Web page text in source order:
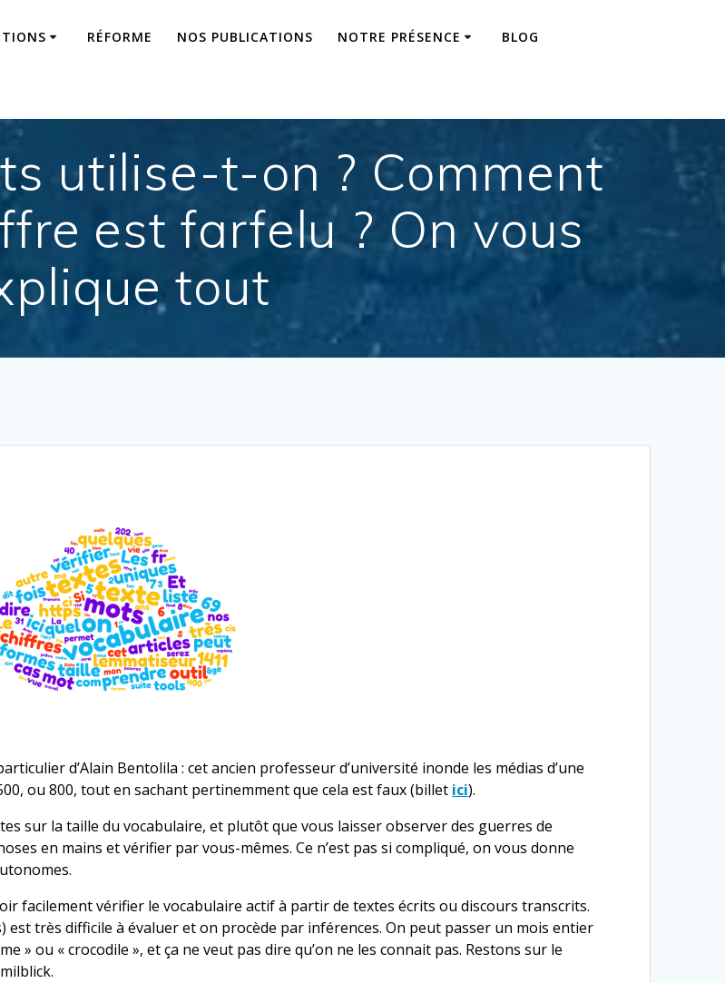
RÉFORME NOS PUBLICATIONS NOTRE PRÉSENCE BLOG
utilise-t-on ? Comment
est farfelu ? On vous
tout
d’Alain Bentolila : cet ancien professeur d’université inonde les médias d’une
ou 800, tout en sachant pertinemment que cela est faux (billet ici).
sur la taille du vocabulaire, et plutôt que vous laisser observer des guerres de
en mains et vérifier par vous-mêmes. Ce n’est pas si compliqué, on vous donne
facilement vérifier le vocabulaire actif à partir de textes écrits ou discours transcrits.
est très difficile à évaluer et on procède par inférences. On peut passer un mois entier
» ou « crocodile », et ça ne veut pas dire qu’on ne les connait pas. Restons sur le